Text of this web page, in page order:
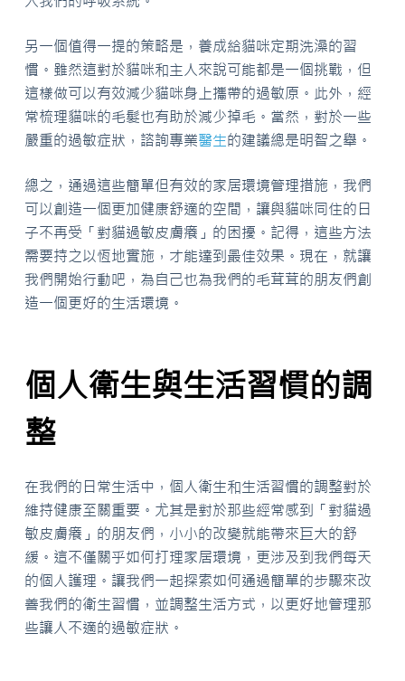
另一個值得一提的策略是，養成給貓咪定期洗澡的習
慣。雖然這對於貓咪和主人來說可能都是一個挑戰，但
這樣做可以有效減少貓咪身上攜帶的過敏原。此外，經
常梳理貓咪的毛髮也有助於減少掉毛。當然，對於一些
嚴重的過敏症狀，諮詢專業醫生的建議總是明智之舉。
總之，通過這些簡單但有效的家居環境管理措施，我們
可以創造一個更加健康舒適的空間，讓與貓咪同住的日
子不再受「對貓過敏皮膚癢」的困擾。記得，這些方法
需要持之以恆地實施，才能達到最佳效果。現在，就讓
我們開始行動吧，為自己也為我們的毛茸茸的朋友們創
造一個更好的生活環境。
個人衛生與生活習慣的調
整
在我們的日常生活中，個人衛生和生活習慣的調整對於
維持健康至關重要。尤其是對於那些經常感到「對貓過
敏皮膚癢」的朋友們，小小的改變就能帶來巨大的舒
緩。這不僅關乎如何打理家居環境，更涉及到我們每天
的個人護理。讓我們一起探索如何通過簡單的步驟來改
善我們的衛生習慣，並調整生活方式，以更好地管理那
些讓人不適的過敏症狀。